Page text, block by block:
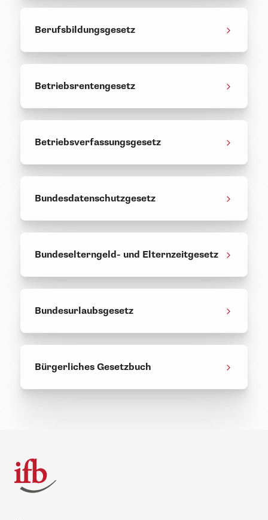
Berufsbildungsgesetz
Betriebsrentengesetz
Betriebsverfassungsgesetz
Bundesdatenschutzgesetz
Bundeselterngeld- und Elternzeitgesetz
Bundesurlaubsgesetz
Bürgerliches Gesetzbuch